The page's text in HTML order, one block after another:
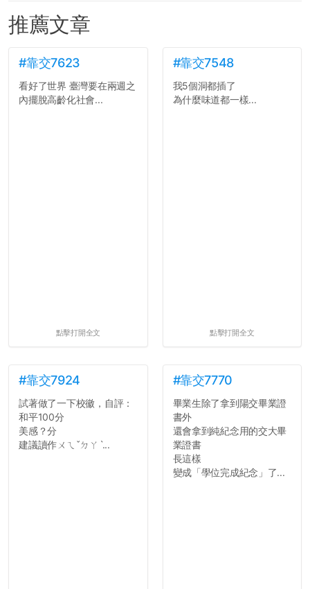
推薦文章
#靠交7623
看好了世界 臺灣要在兩週之
內擺脫高齡化社會...
點擊打開全文
#靠交7548
我5個洞都插了
為什麼味道都一樣...
點擊打開全文
#靠交7924
試著做了一下校徽，自評：
和平100分
美感？分
建議讀作ㄨㄟˇㄉㄚˋ...
#靠交7770
畢業生除了拿到陽交畢業證
書外
還會拿到純紀念用的交大畢
業證書
長這樣
變成「學位完成紀念」了...